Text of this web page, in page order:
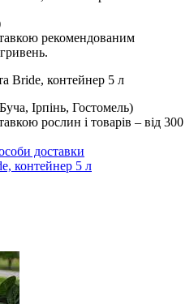
рекомендованим
Ірпінь, Гостомель)
рослин і товарів – від 300
доставки